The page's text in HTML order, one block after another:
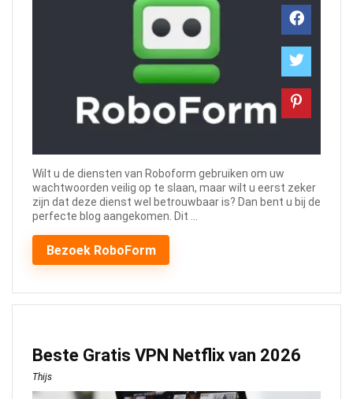
Wilt u de diensten van Roboform gebruiken om uw
wachtwoorden veilig op te slaan, maar wilt u eerst zeker
zijn dat deze dienst wel betrouwbaar is? Dan bent u bij de
perfecte blog aangekomen. Dit ...
Bezoek RoboForm
Beste Gratis VPN Netflix van 2026
Thijs